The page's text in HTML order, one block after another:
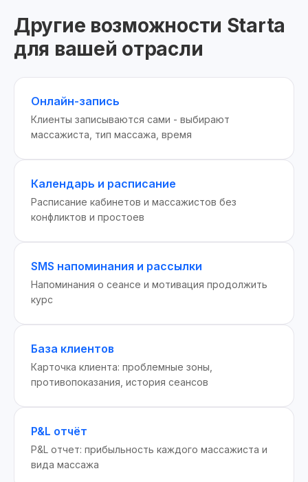
Другие возможности Starta
для вашей отрасли
Онлайн-запись
Клиенты записываются сами - выбирают
массажиста, тип массажа, время
Календарь и расписание
Расписание кабинетов и массажистов без
конфликтов и простоев
SMS напоминания и рассылки
Напоминания о сеансе и мотивация продолжить
курс
База клиентов
Карточка клиента: проблемные зоны,
противопоказания, история сеансов
P&L отчёт
P&L отчет: прибыльность каждого массажиста и
вида массажа